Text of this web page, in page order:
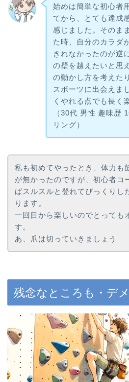
始めは簡単な初心者
てから、とても達成
感じました。そのま
た時、自分のカラダ
きれなかったのが逆
の壁を越えたいと思
の動かし方を考えた
スポーツに出会えま
くやれる点でも長く
（30代 男性 趣味歴
リング）
私も初めてやったとき、体力も
が無かったのですが、初心者コ
ばスルスルと登れてびっくりし
ります。
一回目から楽しいのでとっても
す。
あ、爪は切っていきましょう
残念なところも・デ